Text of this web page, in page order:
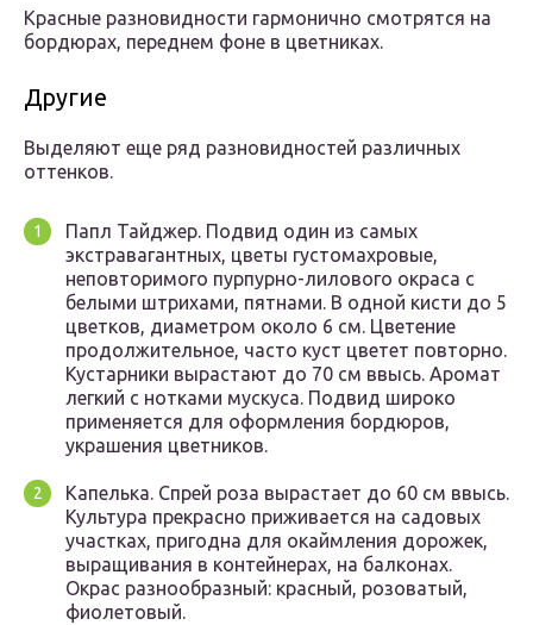
Красные разновидности гармонично смотрятся на
бордюрах, переднем фоне в цветниках.
Другие
Выделяют еще ряд разновидностей различных
оттенков.
Папл Тайджер. Подвид один из самых
экстравагантных, цветы густомахровые,
неповторимого пурпурно-лилового окраса с
белыми штрихами, пятнами. В одной кисти до 5
цветков, диаметром около 6 см. Цветение
продолжительное, часто куст цветет повторно.
Кустарники вырастают до 70 см ввысь. Аромат
легкий с нотками мускуса. Подвид широко
применяется для оформления бордюров,
украшения цветников.
Капелька. Спрей роза вырастает до 60 см ввысь.
Культура прекрасно приживается на садовых
участках, пригодна для окаймления дорожек,
выращивания в контейнерах, на балконах.
Окрас разнообразный: красный, розоватый,
фиолетовый.